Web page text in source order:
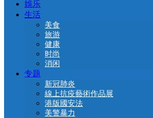
娛乐
生活
美食
旅游
健康
时尚
消闲
专题
新冠肺炎
線上抗疫藝術作品展
港版國安法
美警暴力